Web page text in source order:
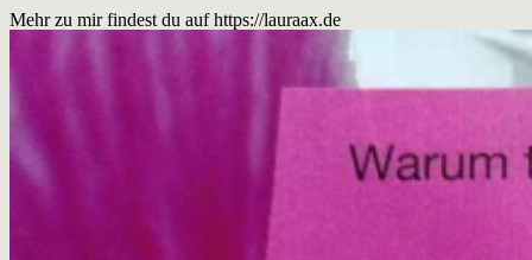
Mehr zu mir findest du aufhttps://lauraax.de